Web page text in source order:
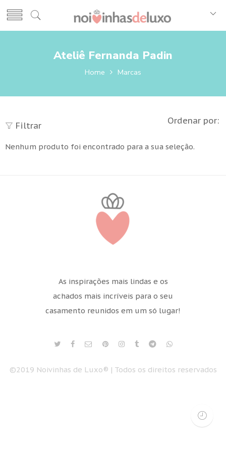
Ateliê Fernanda Padin
Home Marcas
Filtrar Ordenar por:
Nenhum produto foi encontrado para a sua seleção.
As inspirações mais lindas e os
achados mais incríveis para o seu
casamento reunidos em um só lugar!
©2019 Noivinhas de Luxo® | Todos os direitos reservados